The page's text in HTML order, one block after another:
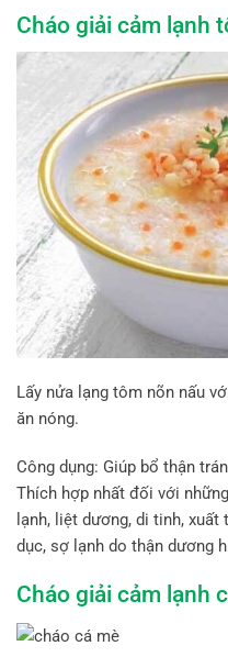
Cháo giải cảm lạnh
Lấy nửa lạng tôm nõn nấu
ăn nóng.
Công dụng: Giúp bổ thận
Thích hợp nhất đối với
lạnh, liệt dương, di tinh,
dục, sợ lạnh do thận dương
Cháo giải cảm lạnh